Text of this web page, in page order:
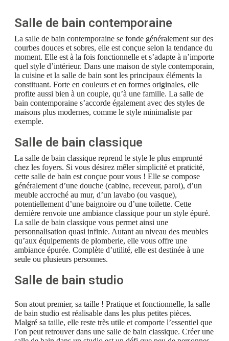
Salle de bain contemporaine
La salle de bain contemporaine se fonde généralement sur des
courbes douces et sobres, elle est conçue selon la tendance du
moment. Elle est à la fois fonctionnelle et s’adapte à n’importe
quel style d’intérieur. Dans une maison de style contemporain,
la cuisine et la salle de bain sont les principaux éléments la
constituant. Forte en couleurs et en formes originales, elle
profite aussi bien à un couple, qu’à une famille. La salle de
bain contemporaine s’accorde également avec des styles de
maisons plus modernes, comme le style minimaliste par
exemple.
Salle de bain classique
La salle de bain classique reprend le style le plus emprunté
chez les foyers. Si vous désirez mêler simplicité et praticité,
cette salle de bain est conçue pour vous ! Elle se compose
généralement d’une douche (cabine, receveur, paroi), d’un
meuble accroché au mur, d’un lavabo (ou vasque),
potentiellement d’une baignoire ou d’une toilette. Cette
dernière renvoie une ambiance classique pour un style épuré.
La salle de bain classique vous permet ainsi une
personnalisation quasi infinie. Autant au niveau des meubles
qu’aux équipements de plomberie, elle vous offre une
ambiance épurée. Complète d’utilité, elle est destinée à une
seule ou plusieurs personnes.
Salle de bain studio
Son atout premier, sa taille ! Pratique et fonctionnelle, la salle
de bain studio est réalisable dans les plus petites pièces.
Malgré sa taille, elle reste très utile et comporte l’essentiel que
l’on peut retrouver dans une salle de bain classique. Créer une